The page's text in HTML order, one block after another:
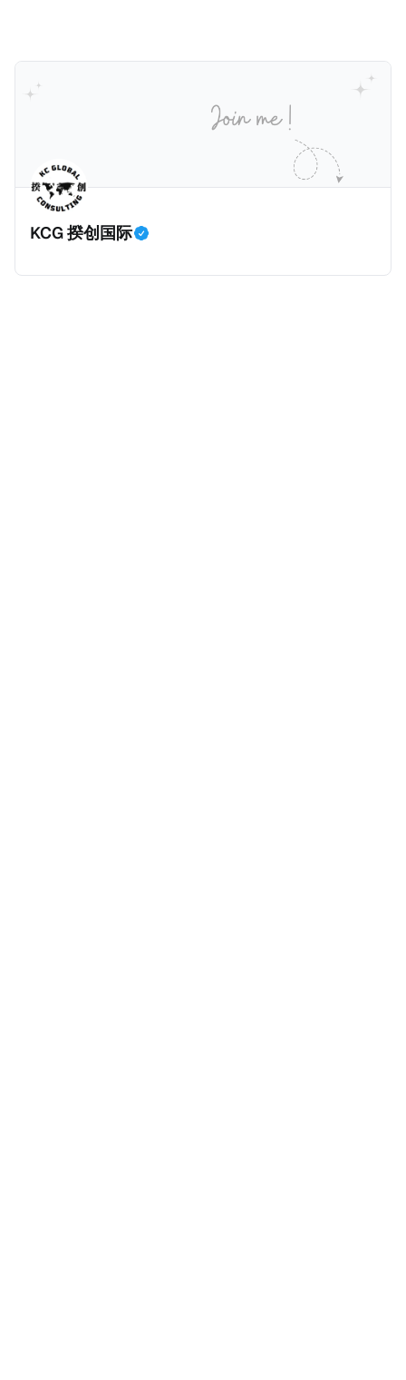
缴税款的记录。虽然他已经公开承认错误，但这一风波
已彻底重创其公众形象，导致多项高奢代言流产。不
过，他不至于被“封杀”，2026年5月15日Netflix的奇幻
动作喜剧《超能路人甲》正式上线，车银优在剧中饰演
主角之一李云情。 我们在这一篇文章将会基于网上信
息，剖析整个事情的来龙去脉。 请注意，由于车银优的
案例并无公开判决信息，网上信息不一定100%准确，
我们已经尽量采纳多方信息，争取以最客观的角度来推
家金融机构，并引致了多家机构被起诉，部分甚至因而
破产。这一篇文章将会结合Correctiv、经合组织、
amaBhungane等国际组织的报告及文章，来给大家剖
Cum，简单来说就是“带股息”或“含股息”。 一家上市公
司宣告了股息，但在股权登记日截止前未支付股息的期
间，就属于“带股息”。比如，中国银行在2025年12月5
日公告派股息每10股1.094元，而2025年12月10日为最
KCG 揆创国际